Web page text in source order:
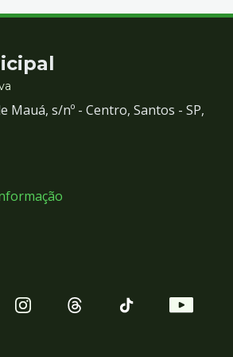
Mauá, s/nº - Centro, Santos - SP,